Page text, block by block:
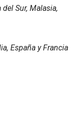
Sur, Malasia,
España y Francia